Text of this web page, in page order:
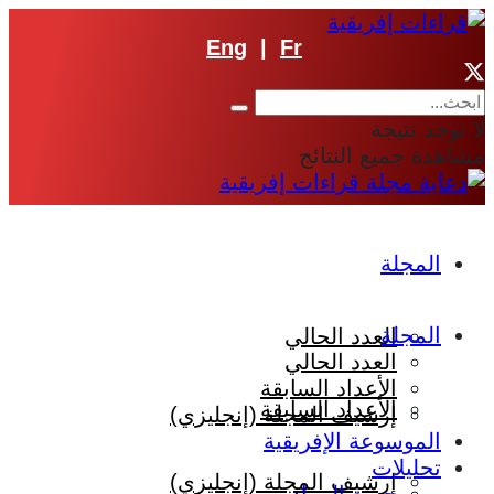
Eng Fr
لا توجد نتيجة
مشاهدة جميع النتائج
المجلة
العدد الحالي
الأعداد السابقة
إرشيف المجلة (إنجليزي)
المجلة
العدد الحالي
الأعداد السابقة
إرشيف المجلة (إنجليزي)
الموسوعة الإفريقية
تحليلات